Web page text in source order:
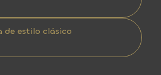
de estilo clásico